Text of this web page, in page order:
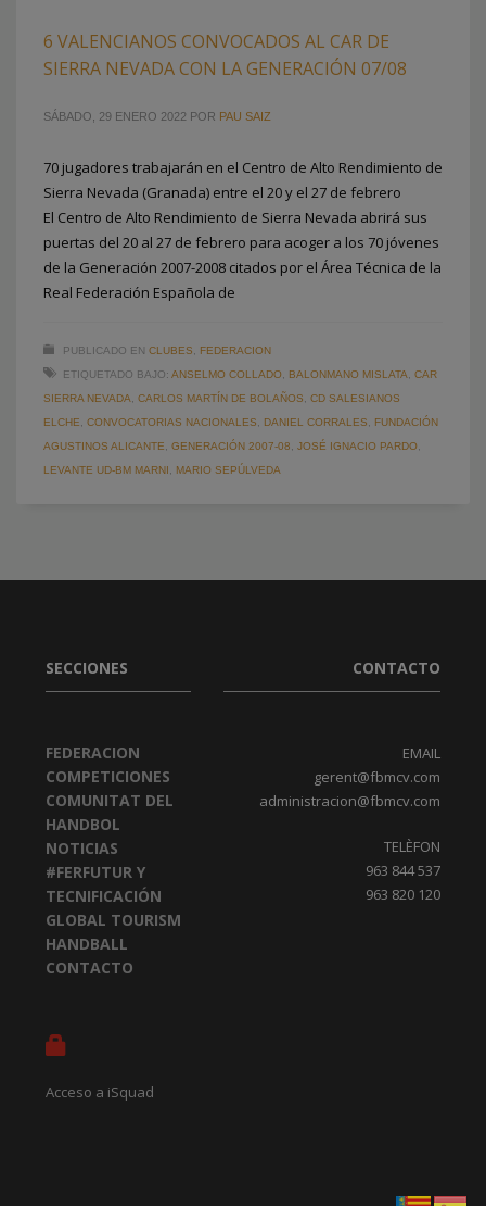
6 VALENCIANOS CONVOCADOS AL CAR DE
SIERRA NEVADA CON LA GENERACIÓN 07/08
SÁBADO, 29 ENERO 2022 POR PAU SAIZ
70 jugadores trabajarán en el Centro de Alto Rendimiento de
Sierra Nevada (Granada) entre el 20 y el 27 de febrero
El Centro de Alto Rendimiento de Sierra Nevada abrirá sus
puertas del 20 al 27 de febrero para acoger a los 70 jóvenes
de la Generación 2007-2008 citados por el Área Técnica de la
Real Federación Española de
PUBLICADO EN CLUBES
FEDERACION
ETIQUETADO BAJO: ANSELMO COLLADO BALONMANO MISLATA
CAR
SIERRA NEVADA
CARLOS MARTÍN DE BOLAÑOS
CD SALESIANOS
ELCHE
CONVOCATORIAS NACIONALES DANIEL CORRALES
FUNDACIÓN
AGUSTINOS ALICANTE
GENERACIÓN 2007-08 JOSÉ IGNACIO PARDO
LEVANTE UD-BM MARNI
MARIO SEPÚLVEDA
SECCIONES
FEDERACION
COMPETICIONES
COMUNITAT DEL
HANDBOL
NOTICIAS
#FERFUTUR Y
TECNIFICACIÓN
GLOBAL TOURISM
HANDBALL
CONTACTO
Acceso a iSquad
CONTACTO
EMAIL
gerent@fbmcv.com
administracion@fbmcv.com
TELÈFON
963 844 537
963 820 120